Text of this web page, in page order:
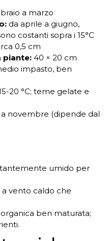
a marzo
da aprile a giugno,
costanti sopra i 15°C
0,5 cm
piante: 40 × 20 cm
impasto, ben
20 °C; teme gelate e
novembre (dipende dal
umido per
a vento caldo che
ben maturata;